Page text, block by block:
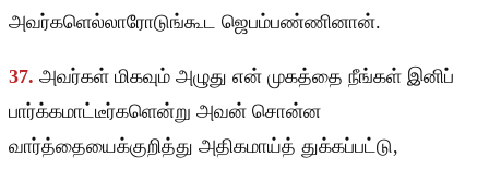
அவர்களெல்லாரோடுங்கூட ஜெபம்பண்ணினான்.
37. அவர்கள் மிகவும் அழுது என் முகத்தை நீங்கள் இனிப்
பார்க்கமாட்டீர்களென்று அவன் சொன்ன
வார்த்தையைக்குறித்து அதிகமாய்த் துக்கப்பட்டு,